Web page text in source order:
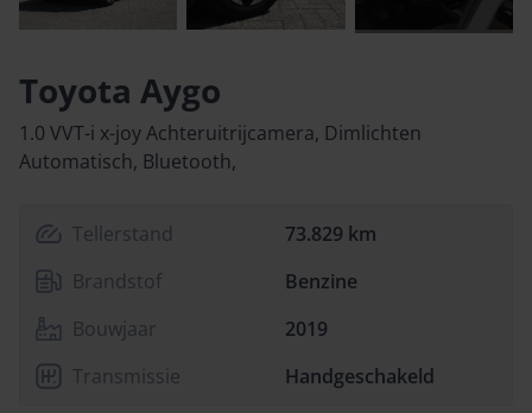
Toyota Aygo
1.0 VVT-i x-joy Achteruitrijcamera, Dimlichten
Automatisch, Bluetooth,
Tellerstand
73.829 km
Brandstof
Benzine
Bouwjaar
2019
Transmissie
Handgeschakeld